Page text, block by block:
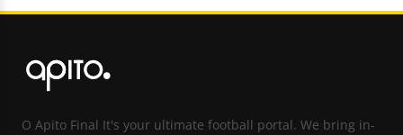
O Apito Final It's your ultimate football portal. We bring in-